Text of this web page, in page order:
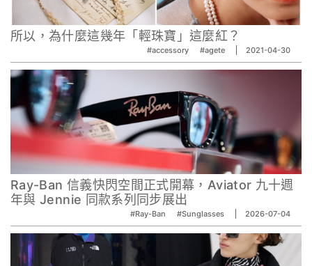
所以，為什麼這幾年「輕珠寶」這麼紅？
#accessory #agete 2021-04-30
Ray-Ban 信義快閃空間正式開幕，Aviator 九十週
年與 Jennie 同款系列同步展出
#Ray-Ban #Sunglasses 2026-07-04